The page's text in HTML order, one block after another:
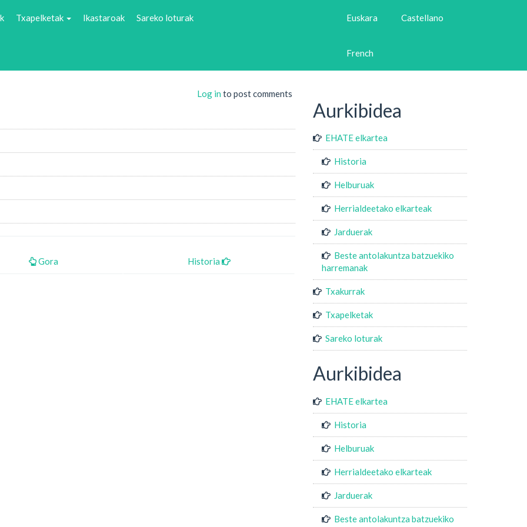
Txapelketak Ikastaroak Sareko loturak Euskara Castellano
French
Log in to post comments
Gora Historia
Aurkibidea
EHATE elkartea
Historia
Helburuak
Herrialdeetako elkarteak
Jarduerak
Beste antolakuntza batzuekiko
harremanak
Txakurrak
Txapelketak
Sareko loturak
Aurkibidea
EHATE elkartea
Historia
Helburuak
Herrialdeetako elkarteak
Jarduerak
Beste antolakuntza batzuekiko